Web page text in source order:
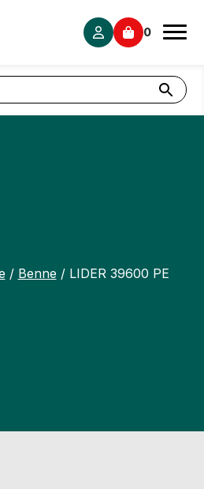
0
/ Benne/ LIDER 39600 PE